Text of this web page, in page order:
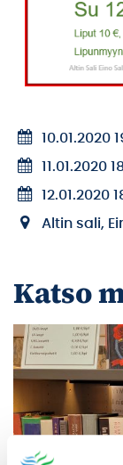
10.01.2020
11.01.2020
12.01.2020
Altin sali,
Katso